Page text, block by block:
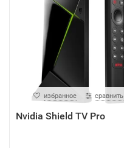
избранное сравнить
Nvidia Shield TV Pro